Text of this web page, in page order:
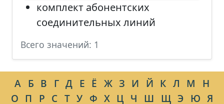
комплект абонентских
соединительных линий
Всего значений: 1
А Б В Г Д Е Ё Ж З И Й К Л М
Н
О П Р С Т У Ф Х Ц Ч Ш Щ Э Ю Я